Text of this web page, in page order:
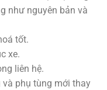
như nguyên bản và
tốt.
xe.
liên hệ.
phụ tùng mới thay